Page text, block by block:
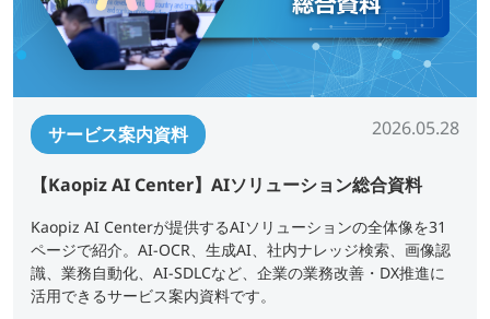
サービス案内資料 2026.05.28
【Kaopiz AI Center】AIソリューション総合資料
Kaopiz AI Centerが提供するAIソリューションの全体像を31
ページで紹介。AI-OCR、生成AI、社内ナレッジ検索、画像認
識、業務自動化、AI-SDLCなど、企業の業務改善・DX推進に
活用できるサービス案内資料です。